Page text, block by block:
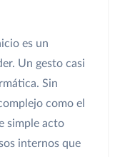
es un
Un gesto casi
Sin
como el
simple acto
internos que